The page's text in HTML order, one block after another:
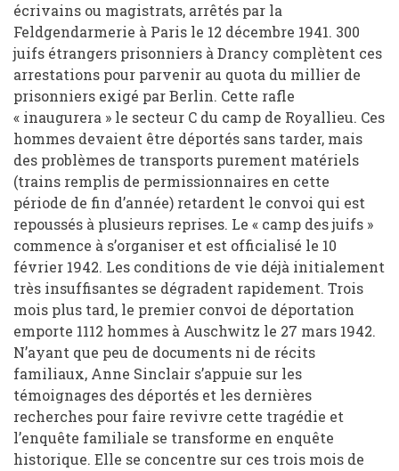
écrivains ou magistrats, arrêtés par la
Feldgendarmerie à Paris le 12 décembre 1941. 300
juifs étrangers prisonniers à Drancy complètent ces
arrestations pour parvenir au quota du millier de
prisonniers exigé par Berlin. Cette rafle
« inaugurera » le secteur C du camp de Royallieu. Ces
hommes devaient être déportés sans tarder, mais
des problèmes de transports purement matériels
(trains remplis de permissionnaires en cette
période de fin d’année) retardent le convoi qui est
repoussés à plusieurs reprises. Le « camp des juifs »
commence à s’organiser et est officialisé le 10
février 1942. Les conditions de vie déjà initialement
très insuffisantes se dégradent rapidement. Trois
mois plus tard, le premier convoi de déportation
emporte 1112 hommes à Auschwitz le 27 mars 1942.
N’ayant que peu de documents ni de récits
familiaux, Anne Sinclair s’appuie sur les
témoignages des déportés et les dernières
recherches pour faire revivre cette tragédie et
l’enquête familiale se transforme en enquête
historique. Elle se concentre sur ces trois mois de